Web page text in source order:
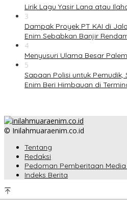
Lirik Lagu Yasir Lana atau
3
Dampak Proyek PT KAI di
Enim Sebabkan Banjir
4
Menyusuri Ulama Besar
5
Sapaan Polisi untuk Pemudik,
Enim Beri Himbauan di
© Inilahmuaraenim.co.id
Tentang
Redaksi
Pedoman Pemberitaan Media
Indeks Berita